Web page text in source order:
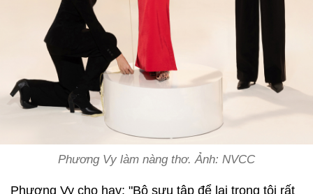
Phương Vy làm nàng thơ. Ảnh: NVCC
Phương Vy cho hay: "Bộ sưu tập để lại trong tôi rất